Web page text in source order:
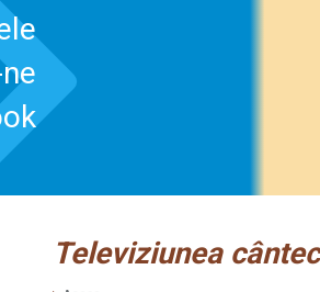
Televiziunea